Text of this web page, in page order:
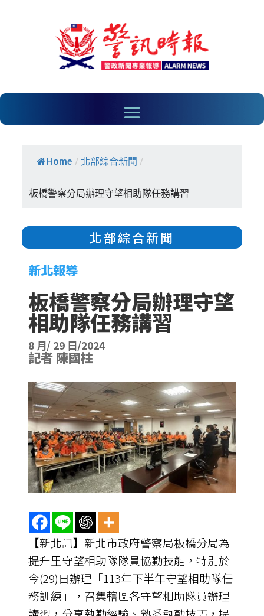
Home / 北部綜合新聞 /
板橋警察分局辦理守望相助隊任務講習
北部綜合新聞
新北報導
板橋警察分局辦理守望
相助隊任務講習
8 月/ 29 日/2024
記者 陳國柱
【新北訊】新北市政府警察局板橋分局為
提升里守望相助隊隊員協勤技能，特別於
今(29)日辦理「113年下半年守望相助隊任
務訓練」，召集轄區各守望相助隊員辦理